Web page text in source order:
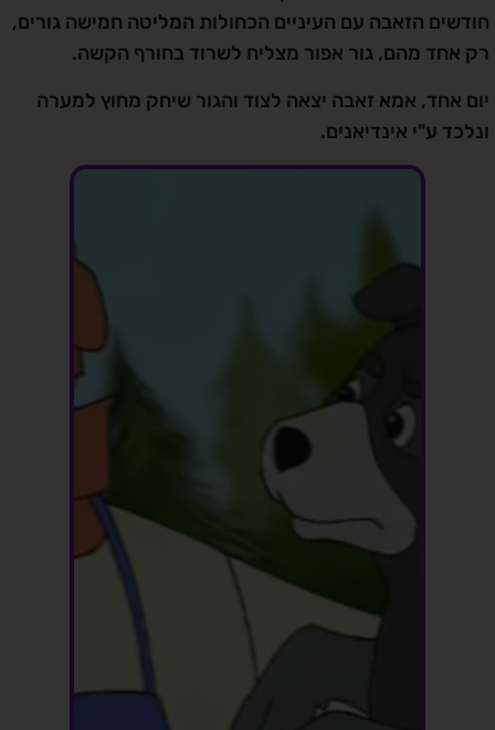
חודשים הזאבה עם העיניים הכחולות המליטה חמישה גורים,
רק אחד מהם, גור אפור מצליח לשרוד בחורף הקשה.
יום אחד, אמא זאבה יצאה לצוד והגור שיחק מחוץ למערה
ונלכד ע"י אינדיאנים.